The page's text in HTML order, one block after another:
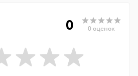
0 0 оценок